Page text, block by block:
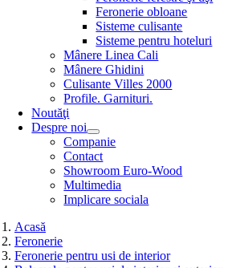
Feronerie obloane
Sisteme culisante
Sisteme pentru hoteluri
Mânere Linea Cali
Mânere Ghidini
Culisante Villes 2000
Profile. Garnituri.
Noutăţi
Despre noi
Companie
Contact
Showroom Euro-Wood
Multimedia
Implicare sociala
Acasă
Feronerie
Feronerie pentru usi de interior